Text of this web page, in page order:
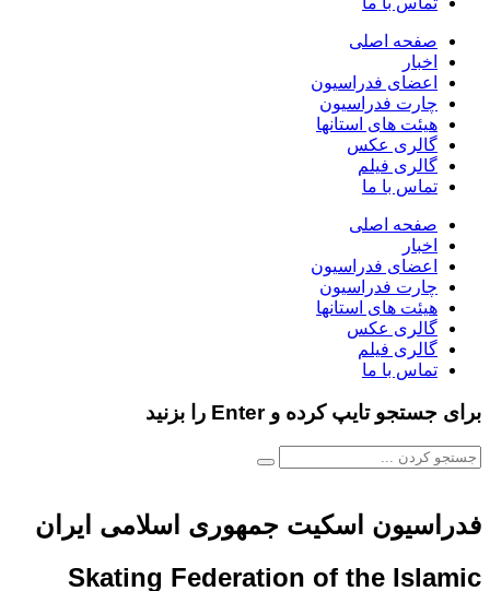
صفحه اصلی
اخبار
اعضای فدراسیون
چارت فدراسیون
هیئت های استانها
گالری عکس
گالری فیلم
تماس با ما
صفحه اصلی
اخبار
اعضای فدراسیون
چارت فدراسیون
هیئت های استانها
گالری عکس
گالری فیلم
تماس با ما
برای جستجو تایپ کرده و Enter را بزنید
فدراسیون اسکیت جمهوری اسلامی ایران
Skating Federation of the Islamic